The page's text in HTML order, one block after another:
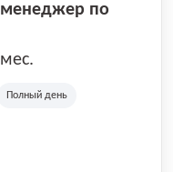
по
Полный день